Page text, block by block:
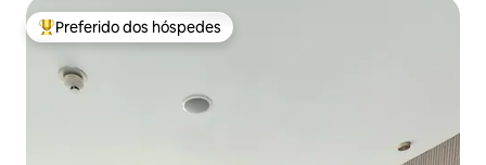
Entre os melhores preferidos dos hóspedes
Preferido dos hóspedes